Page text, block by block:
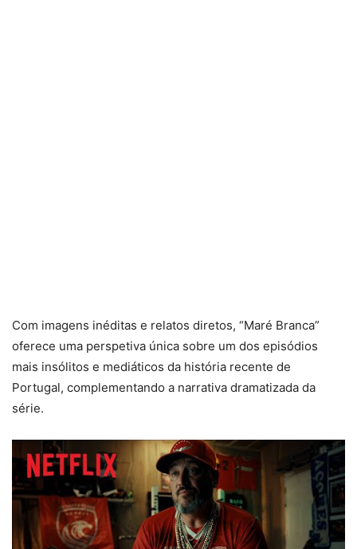
Com imagens inéditas e relatos diretos, “Maré Branca”
oferece uma perspetiva única sobre um dos episódios
mais insólitos e mediáticos da história recente de
Portugal, complementando a narrativa dramatizada da
série.